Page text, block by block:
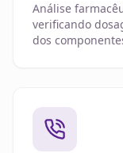
Análise
verificando
dos